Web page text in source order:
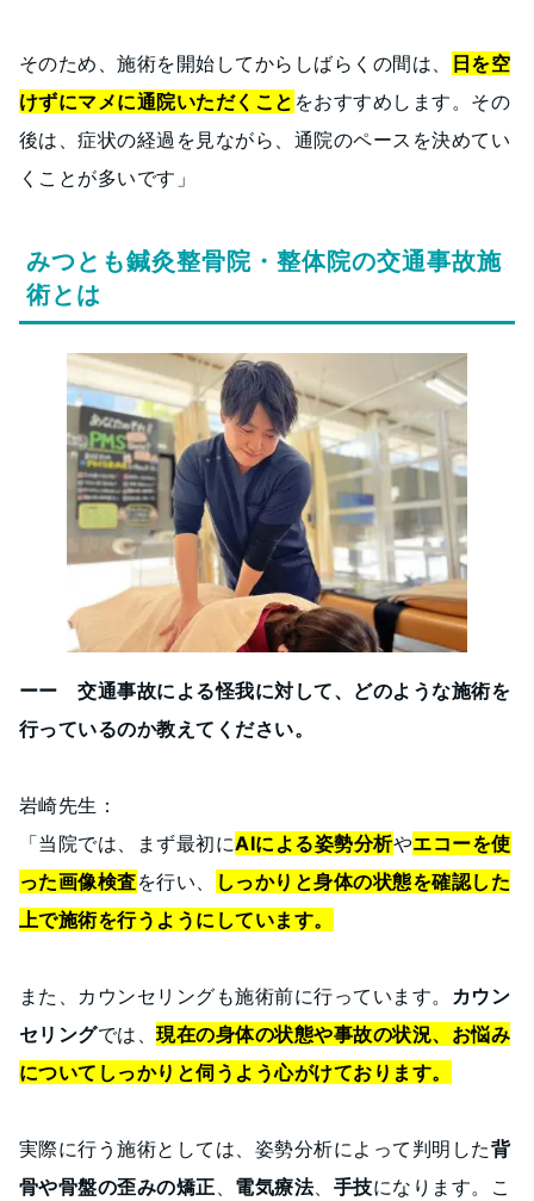
そのため、施術を開始してからしばらくの間は、
日を空
けずにマメに通院いただくこと をおすすめします。その
後は、症状の経過を見ながら、通院のペースを決めてい
くことが多いです」
みつとも鍼灸整骨院・整体院の交通事故施
術とは
ーー 交通事故による怪我に対して、どのような施術を
行っているのか教えてください。
岩崎先生：
「当院では、まず最初にAIによる姿勢分析やエコーを使
った画像検査を行い、
しっかりと身体の状態を確認した
上で施術を行うようにしています。
また、カウンセリングも施術前に行っています。 カウン
セリングでは、現在の身体の状態や事故の状況、お悩み
についてしっかりと伺うよう心がけております。
実際に行う施術としては、姿勢分析によって判明した背
骨や骨盤の歪みの矯正、 電気療法、 手技になります。こ